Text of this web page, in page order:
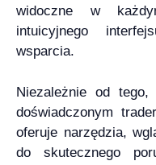
widoczne w
intuicyjnego
wsparcia.
Niezależnie od
doświadczonym
oferuje narzędzia,
do skutecznego